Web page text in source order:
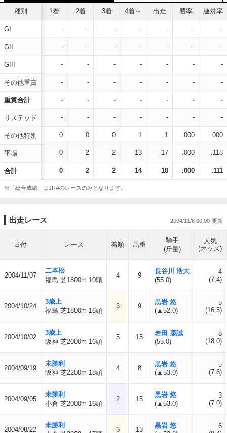
種別
GI
GII
GIII
その他重賞
重賞合計
リステッド
その他特別
平場
合計
1着 2着 3着 4着～ 出走 勝率 連対率
- - - - - - -
- - - - - - -
- - - - - - -
- - - - - - -
- - - - - - -
- - - - - - -
0 0 0 1 1 .000 .000
0 2 2 13 17 .000 .118
0 2 2 14 18 .000 .111
※「総合成績」はJRAのレースのみとなります。
出走レース 2004/11/8 00:00
日付 レース 着順 馬番
騎手
(斤量)
人気
(オッズ)
2004/11/07
二本松
福島 芝1800m 10頭
4 9
長谷川 浩大
(55.0)
4
(7.4)
2004/10/24
3歳上
福島 芝1800m 16頭
3 9
黒岩 悠
(▲52.0)
5
(16.5)
2004/10/02
3歳上
阪神 芝2000m 16頭
5 15
岩田 康誠
(55.0)
8
(18.0)
2004/09/19
未勝利
阪神 芝2200m 18頭
4 8
黒岩 悠
(▲53.0)
5
(7.6)
2004/09/05
未勝利
小倉 芝2000m 16頭
2 15
黒岩 悠
(▲53.0)
3
(7.0)
2004/08/22
未勝利
3 13
黒岩 悠
6